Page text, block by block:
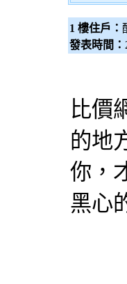
1 樓住戶：
發表時間：
比價
的地
你，
黑心